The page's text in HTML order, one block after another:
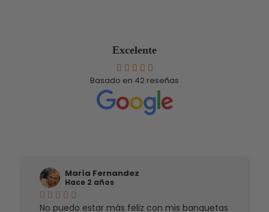
Excelente
Basado en 42 reseñas
María Fernandez
Hace 2 años
No puedo estar más feliz con mis banquetas